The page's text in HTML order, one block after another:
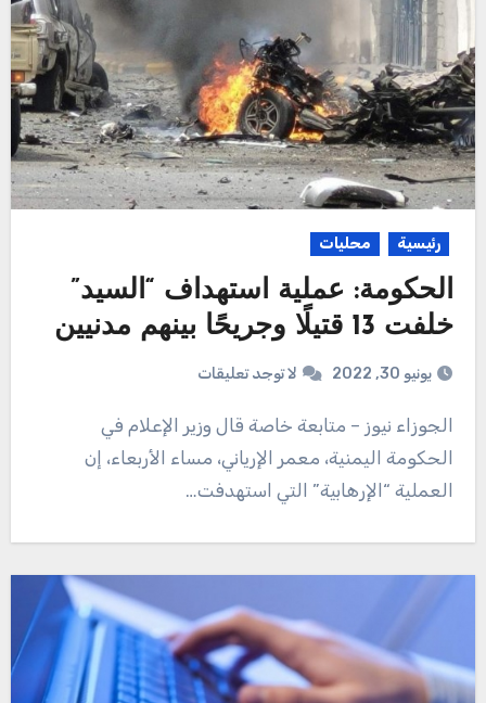
رئيسية محليات
الحكومة: عملية استهداف “السيد”
خلفت 13 قتيلًا وجريحًا بينهم مدنيين
يونيو 30, 2022 لا توجد تعليقات
الجوزاء نيوز – متابعة خاصة قال وزير الإعلام في
الحكومة اليمنية، معمر الإرياني، مساء الأربعاء، إن
العملية “الإرهابية” التي استهدفت…